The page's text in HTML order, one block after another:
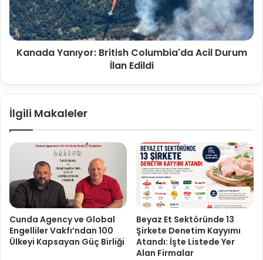
Kanada Yanıyor: British Columbia'da Acil Durum
İlan Edildi
İlgili Makaleler
Cunda Agency ve Global
Engelliler Vakfı’ndan 100
Ülkeyi Kapsayan Güç Birliği
Beyaz Et Sektöründe 13
Şirkete Denetim Kayyımı
Atandı: İşte Listede Yer
Alan Firmalar